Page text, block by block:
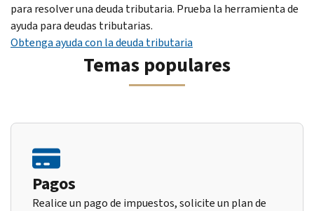
para resolver una deuda tributaria. Prueba la herramienta de
ayuda para deudas tributarias.
Obtenga ayuda con la deuda tributaria
Temas populares
Pagos
Realice un pago de impuestos, solicite un plan de